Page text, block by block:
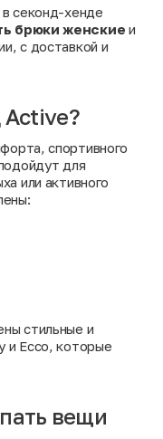
секонд-хенде
брюки женские и
с доставкой и
Active?
спортивного
для
или активного
стильные и
и Ecco , которые
вещи